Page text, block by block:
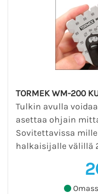
TORMEK WM-200
Tulkin avulla
asettaa ohjain
Sovitettavissa
halkaisijalle välillä